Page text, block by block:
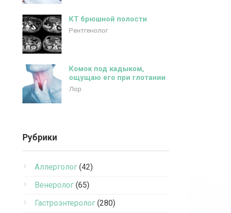
КТ брюшной полости
Рентгенолог
Комок под кадыком,
ощущаю его при глотании
Лор
Рубрики
Аллерголог (42)
Венеролог (65)
Гастроэнтеролог (280)